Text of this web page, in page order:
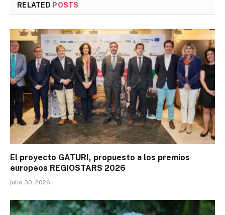
RELATED POSTS
El proyecto GATURI, propuesto a los premios
europeos REGIOSTARS 2026
julio 30, 2026